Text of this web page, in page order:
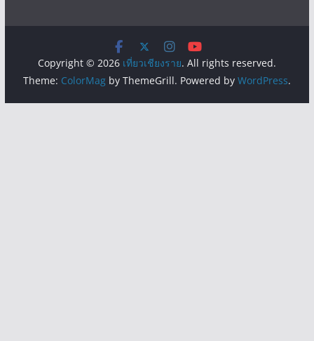
Copyright © 2026 เที่ยวเชียงราย. All rights reserved.
Theme: ColorMagby ThemeGrill. Powered by WordPress.